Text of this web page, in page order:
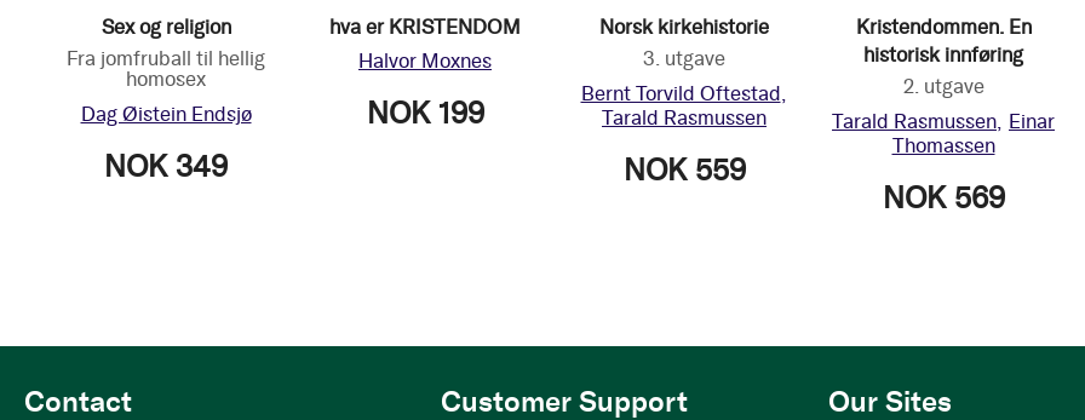
Sex og religion
Fra jomfruball til hellig
homosex
Dag Øistein Endsjø
NOK 349
hva er KRISTENDOM
Halvor Moxnes
NOK 199
Norsk kirkehistorie
3. utgave
Bernt Torvild Oftestad
Tarald Rasmussen
NOK 559
Kristendommen. En
historisk innføring
2. utgave
Tarald Rasmussen Einar
Thomassen
NOK 569
Contact Customer Support Our Sites